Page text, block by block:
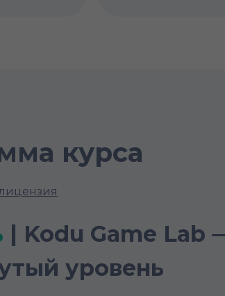
курса
| Kodu Game Lab
уровень